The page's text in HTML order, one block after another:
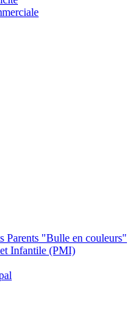
Parents "Bulle en couleurs"
Infantile (PMI)